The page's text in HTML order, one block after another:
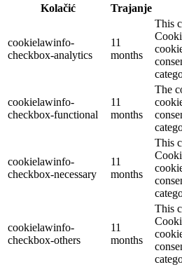
Kolačić
Trajanje
cookielawinfo-
checkbox-analytics
11
months
This
cookielawinfo-
checkbox-functional
11
months
The
cookielawinfo-
checkbox-necessary
11
months
This
cookielawinfo-
checkbox-others
11
months
This